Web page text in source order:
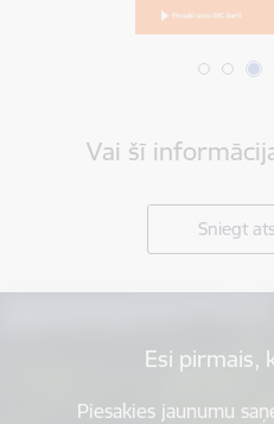
Vai šī
Sniegt
Esi pirmais,
Piesakies jaunumu